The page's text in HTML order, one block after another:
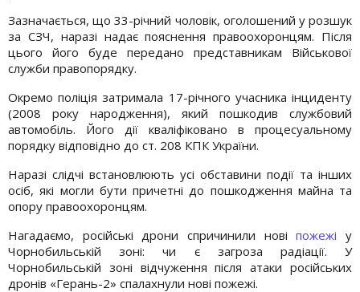
Зазначається, що 33-річний чоловік, оголошений у розшук
за СЗЧ, наразі надає пояснення правоохоронцям. Після
цього його буде передано представникам Військової
служби правопорядку.
Окремо поліція затримала 17-річного учасника інциденту
(2008 року народження), який пошкодив службовий
автомобіль. Його дії кваліфіковано в процесуальному
порядку відповідно до ст. 208 КПК України.
Наразі слідчі встановлюють усі обставини події та інших
осіб, які могли бути причетні до пошкодження майна та
опору правоохоронцям.
Нагадаємо, російські дрони спричинили новіпожежі у
Чорнобильській зоні: чи є загроза радіації. У
Чорнобильській зоні відчуження після атаки російських
дронів «Герань-2» спалахнули нові пожежі.